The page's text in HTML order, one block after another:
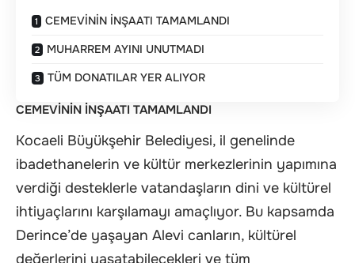
CEMEVİNİN İNŞAATI TAMAMLANDI
MUHARREM AYINI UNUTMADI
TÜM DONATILAR YER ALIYOR
CEMEVİNİN İNŞAATI TAMAMLANDI
Kocaeli Büyükşehir Belediyesi, il genelinde
ibadethanelerin ve kültür merkezlerinin yapımına
verdiği desteklerle vatandaşların dini ve kültürel
ihtiyaçlarını karşılamayı amaçlıyor. Bu kapsamda
Derince’de yaşayan Alevi canların, kültürel
değerlerini yaşatabilecekleri ve tüm